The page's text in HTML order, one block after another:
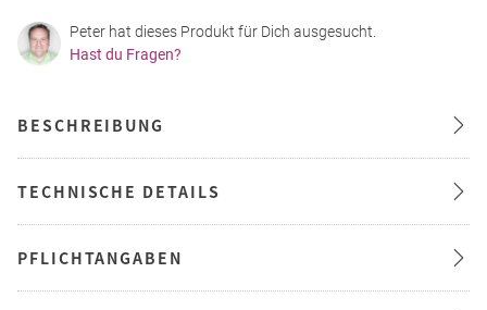
Peter hat dieses Produkt für Dich ausgesucht.
Hast du Fragen?
BESCHREIBUNG
TECHNISCHE DETAILS
PFLICHTANGABEN